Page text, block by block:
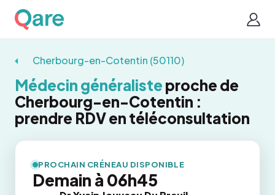
Cherbourg-en-Cotentin (50110)
Médecin généraliste proche de
Cherbourg-en-Cotentin :
prendre RDV en téléconsultation
PROCHAIN CRÉNEAU DISPONIBLE
Demain à 06h45